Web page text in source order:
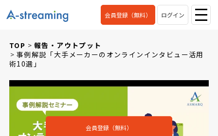
会員登録（無料） ログイン
TOP
報告・アウトプット
事例解説「大手メーカーのオンラインインタビュー活用
術10選」
会員登録（無料）